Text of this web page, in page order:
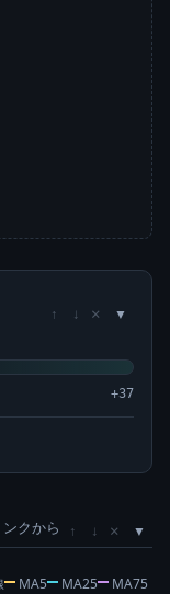
↑ ↓ ×
+37
クから ↑ ↓ ×
MA5 MA25 MA75